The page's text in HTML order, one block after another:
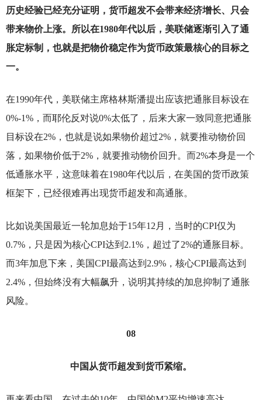
历史经验已经充分证明，货币超发不会带来经济增长、只会
带来物价上涨。所以在1980年代以后，美联储逐渐引入了通
胀定标制，也就是把物价稳定作为货币政策最核心的目标之
一。
在1990年代，美联储主席格林斯潘提出应该把通胀目标设在
0%-1%，而耶伦反对说0%太低了，后来大家一致同意把通胀
目标设在2%，也就是说如果物价超过2%，就要推动物价回
落，如果物价低于2%，就要推动物价回升。而2%本身是一个
低通胀水平，这意味着在1980年代以后，在美国的货币政策
框架下，已经很难再出现货币超发和高通胀。
比如说美国最近一轮加息始于15年12月，当时的CPI仅为
0.7%，只是因为核心CPI达到2.1%，超过了2%的通胀目标。
而3年加息下来，美国CPI最高达到2.9%，核心CPI最高达到
2.4%，但始终没有大幅飙升，说明其持续的加息抑制了通胀
风险。
08
中国从货币超发到货币紧缩。